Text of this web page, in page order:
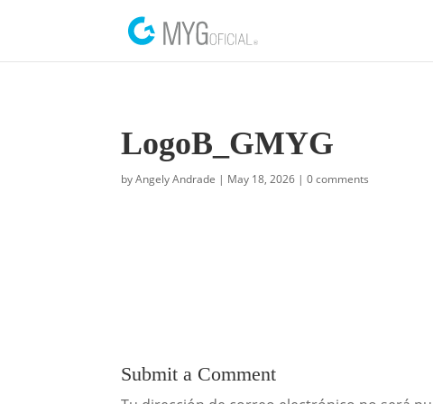
LogoB_GMYG
byAngely Andrade | May 18, 2026 |0 comments
Submit a Comment